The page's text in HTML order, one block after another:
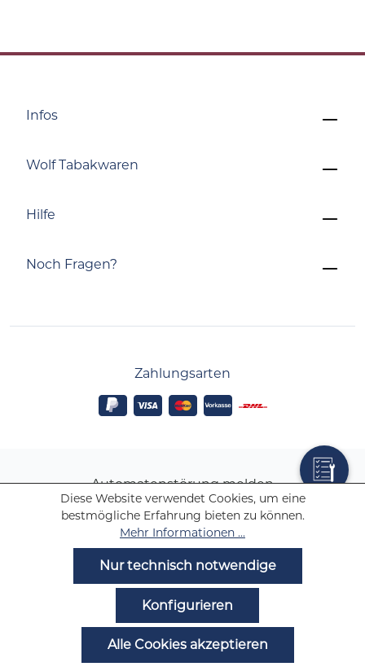
Noch Fragen?
Infos
Wolf Tabakwaren
Hilfe
Zahlungsarten
Automatenstörung melden
Ansprechpartner
B2B Registrierung
Alle Preise inkl. gesetzl. Mehrwertsteuer zzgl.
Versandkostenund ggf. Nachnahmegebühren,
wenn nicht anders angegeben.
Diese Website verwendet Cookies, um eine
bestmögliche Erfahrung bieten zu können.
Mehr Informationen ...
Nur technisch notwendige
Konfigurieren
Alle Cookies akzeptieren